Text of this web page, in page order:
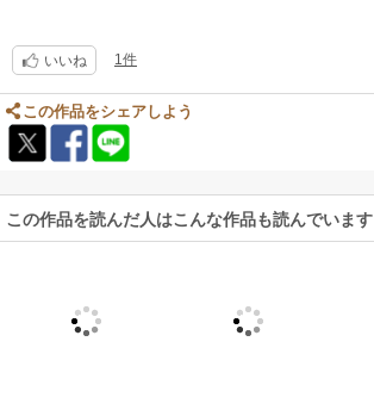
いいね 1件
この作品をシェアしよう
この作品を読んだ人はこんな作品も読んでいます